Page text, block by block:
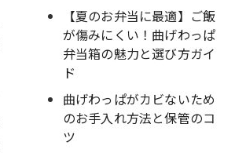
【夏のお弁当に最適】ご飯
が傷みにくい！曲げわっぱ
弁当箱の魅力と選び方ガイ
ド
曲げわっぱがカビないため
のお手入れ方法と保管のコ
ツ